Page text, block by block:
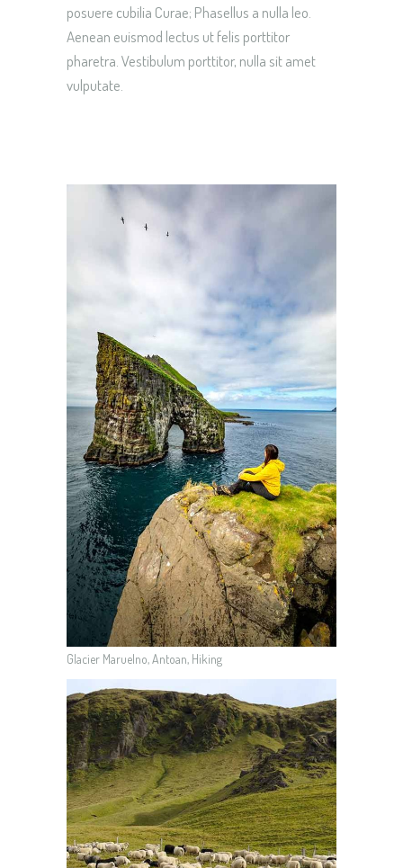
posuere cubilia Curae; Phasellus a nulla leo.
Aenean euismod lectus ut felis porttitor
pharetra. Vestibulum porttitor, nulla sit amet
vulputate.
Glacier Maruelno, Antoan, Hiking